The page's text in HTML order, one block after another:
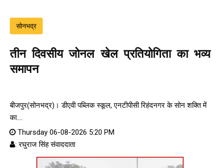
सोनभद्र
तीन दिवसीय जोनल खेल प्रतियोगिता का भव्य
समापन
बीजपुर(सोनभद्र)। डीएवी पब्लिक स्कूल, एनटीपीसी रिहंदनगर के सोन शक्ति में
का....
Thursday 06-08-2026 5:20 PM
: रघुराज सिंह संवाददाता